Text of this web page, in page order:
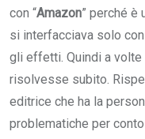
con “Amazon” perché è
si interfacciava solo
gli effetti. Quindi a
risolvesse subito.
editrice che ha la
problematiche per conto